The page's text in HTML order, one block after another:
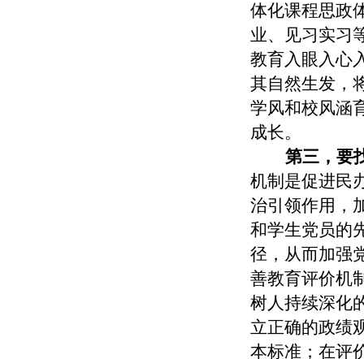
体化课程思政
业、见习实习
教育入眼入心
其自然生发，
学风和校风涵
成长。
第三， 要
机制是促进民
治引领作用，
和学生党员的
径，从而加强
善教育评价机
树人持续深化
立正确的政绩
本标准；在评